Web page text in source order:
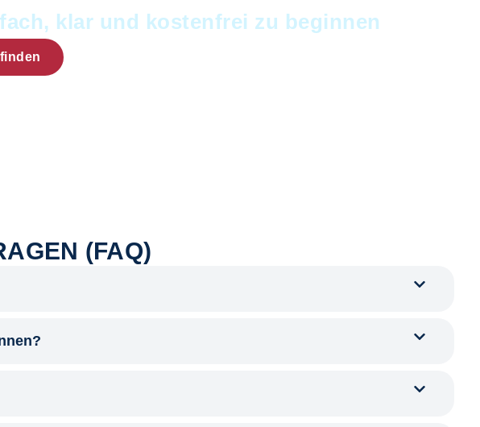
klar und kostenfrei zu beginnen
(FAQ)